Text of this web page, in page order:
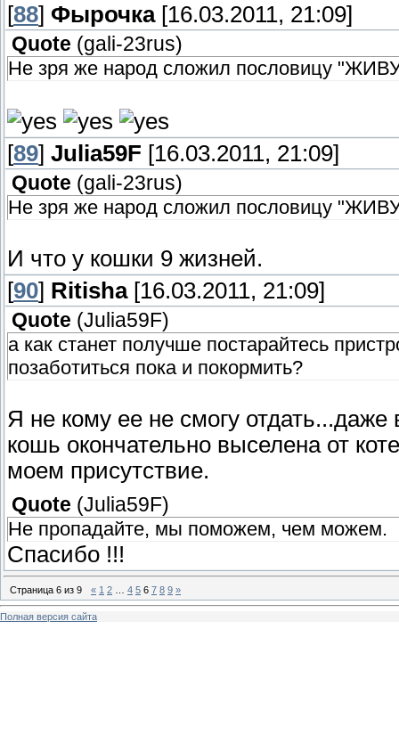
[88] Фырочка[16.03.2011, 21:09]
Quote (gali-23rus)
Не зря же народ сложил пословицу
[89] Julia59F [16.03.2011, 21:09]
Quote (gali-23rus)
Не зря же народ сложил пословицу
И что у кошки 9 жизней.
[90] Ritisha[16.03.2011, 21:09]
Quote (Julia59F)
а как станет получше постарайтесь
позаботиться пока и покормить?
Я не кому ее не смогу
кошь окончательно выселена от
моем присутствие.
Quote (Julia59F)
Не пропадайте, мы поможем, чем можем.
Спасибо !!!
Страница 6 из 9 « 1 2 4 5 6 7 8 9 »
Полная версия сайта